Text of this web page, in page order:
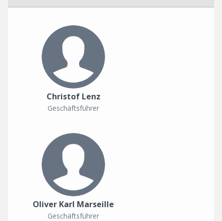
Christof Lenz
Geschäftsführer
Oliver Karl Marseille
Geschäftsführer